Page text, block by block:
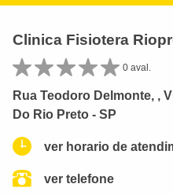
Clinica Fisiotera
0 aval.
Rua Teodoro Delmonte, ,
Do Rio Preto - SP
ver horario de
ver telefone